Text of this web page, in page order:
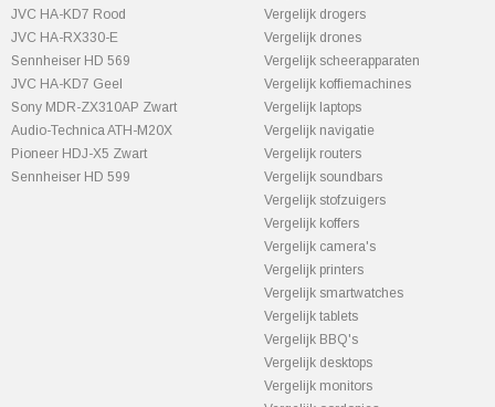
JVC HA-KD7 Rood
JVC HA-RX330-E
Sennheiser HD 569
JVC HA-KD7 Geel
Sony MDR-ZX310AP Zwart
Audio-Technica ATH-M20X
Pioneer HDJ-X5 Zwart
Sennheiser HD 599
Vergelijk drogers
Vergelijk drones
Vergelijk scheerapparaten
Vergelijk koffiemachines
Vergelijk laptops
Vergelijk navigatie
Vergelijk routers
Vergelijk soundbars
Vergelijk stofzuigers
Vergelijk koffers
Vergelijk camera's
Vergelijk printers
Vergelijk smartwatches
Vergelijk tablets
Vergelijk BBQ's
Vergelijk desktops
Vergelijk monitors